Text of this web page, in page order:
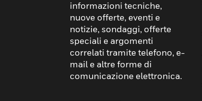
informazioni tecniche,
nuove offerte, eventi e
notizie, sondaggi, offerte
speciali e argomenti
correlati tramite telefono, e-
mail e altre forme di
comunicazione elettronica.